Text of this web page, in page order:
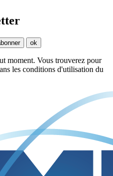
moment. Vous trouverez pour
les conditions d'utilisation du